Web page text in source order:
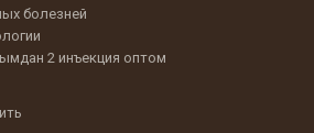
болезней
2 инъекция оптом